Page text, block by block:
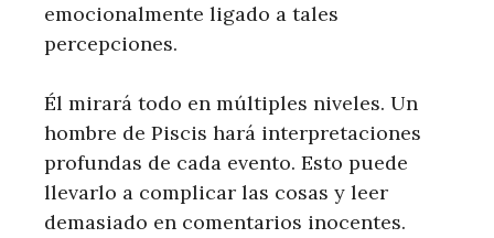
emocionalmente ligado a tales
percepciones.
Él mirará todo en múltiples niveles. Un
hombre de Piscis hará interpretaciones
profundas de cada evento. Esto puede
llevarlo a complicar las cosas y leer
demasiado en comentarios inocentes.